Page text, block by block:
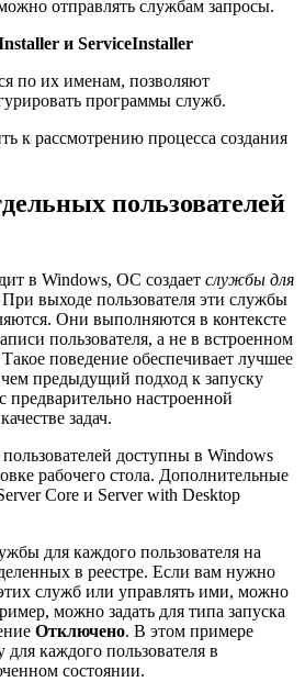
отправлять службам запросы.
и ServiceInstaller
по их именам, позволяют
программы служб.
к рассмотрению процесса создания
пользователей
в Windows, ОС создает службы для
При выходе пользователя эти службы
Они выполняются в контексте
пользователя, а не в встроенном
поведение обеспечивает лучшее
предыдущий подход к запуску
предварительно настроенной
задач.
доступны в Windows
рабочего стола. Дополнительные
Core и Server with Desktop
для каждого пользователя на
в реестре. Если вам нужно
служб или управлять ими, можно
можно задать для типа запуска
Отключено. В этом примере
для каждого пользователя в
состоянии.